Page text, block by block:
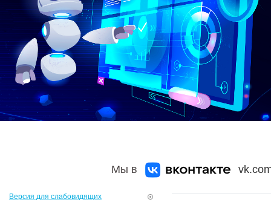
Мы в
Версия для слабовидящих